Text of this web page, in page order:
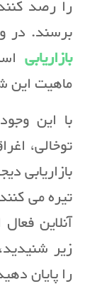
را رصد
برسند. در
بازاریابی
ماهیت این
با این
توخالی،
بازاریابی
تیره می
آنلاین
زیر
را پایان